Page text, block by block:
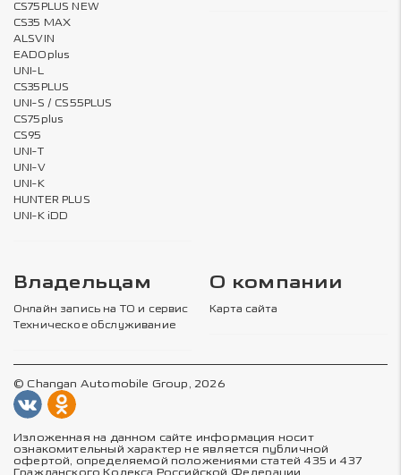
CS75PLUS NEW
CS35 MAX
ALSVIN
EADOplus
UNI-L
CS35PLUS
UNI-S / CS55PLUS
CS75plus
CS95
UNI-T
UNI-V
UNI-K
HUNTER PLUS
UNI-K iDD
Владельцам
Онлайн запись на ТО и сервис
Техническое обслуживание
О компании
Карта сайта
© Changan Automobile Group, 2026
Изложенная на данном сайте информация носит
ознакомительный характер не является публичной
офертой, определяемой положениями статей 435 и 437
Гражданского Кодекса Российской Федерации.